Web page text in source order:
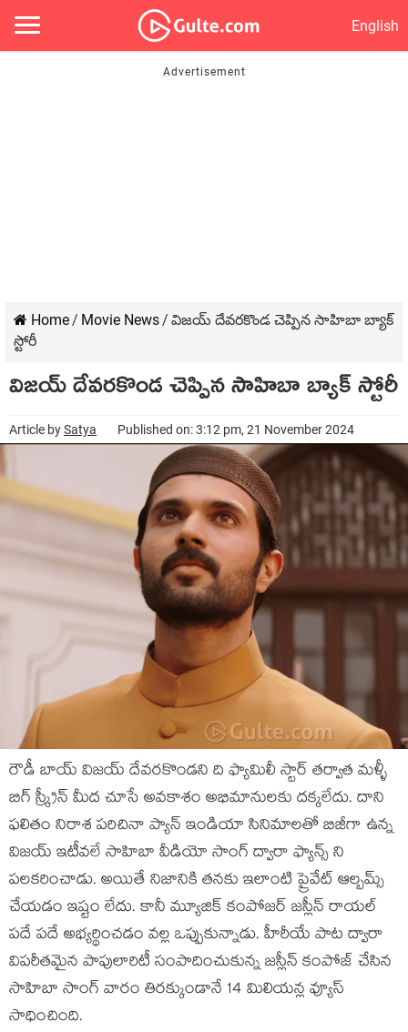
English
Home/ Movie News/ విజయ్ దేవరకొండ చెప్పిన సాహిబా బ్యాక్
స్టోరీ
విజయ్ దేవరకొండ చెప్పిన సాహిబా బ్యాక్ స్టోరీ
Article bySatya Published on: 3:12 pm, 21 November 2024
రౌడీ బాయ్ విజయ్ దేవరకొండని ది ఫ్యామిలీ స్టార్ తర్వాత మళ్ళీ
బిగ్ స్క్రీన్ మీద చూసే అవకాశం అభిమానులకు దక్కలేదు. దాని
ఫలితం నిరాశ పరిచినా ప్యాన్ ఇండియా సినిమాలతో బిజీగా ఉన్న
విజయ్ ఇటీవలే సాహిబా వీడియో సాంగ్ ద్వారా ఫ్యాన్స్ ని
పలకరించాడు. అయితే నిజానికి తనకు ఇలాంటి ప్రైవేట్ ఆల్బమ్స్
చేయడం ఇష్టం లేదు. కానీ మ్యూజిక్ కంపోజర్ జస్లీన్ రాయల్
పదే పదే అభ్యర్థించడం వల్ల ఒప్పుకున్నాడు. హీరీయే పాట ద్వారా
విపరీతమైన పాపులారిటీ సంపాదించుకున్న జస్లీన్ కంపోజ్ చేసిన
సాహిబా సాంగ్ వారం తిరక్కుండానే 14 మిలియన్ల వ్యూస్
సాధించింది.